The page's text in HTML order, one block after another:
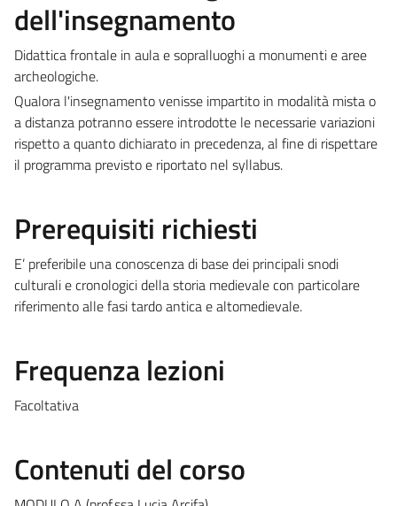
dell'insegnamento
Didattica frontale in aula e sopralluoghi a monumenti e aree
archeologiche.
Qualora l'insegnamento venisse impartito in modalità mista o
a distanza potranno essere introdotte le necessarie variazioni
rispetto a quanto dichiarato in precedenza, al fine di rispettare
il programma previsto e riportato nel syllabus.
Prerequisiti richiesti
E’ preferibile una conoscenza di base dei principali snodi
culturali e cronologici della storia medievale con particolare
riferimento alle fasi tardo antica e altomedievale.
Frequenza lezioni
Facoltativa
Contenuti del corso